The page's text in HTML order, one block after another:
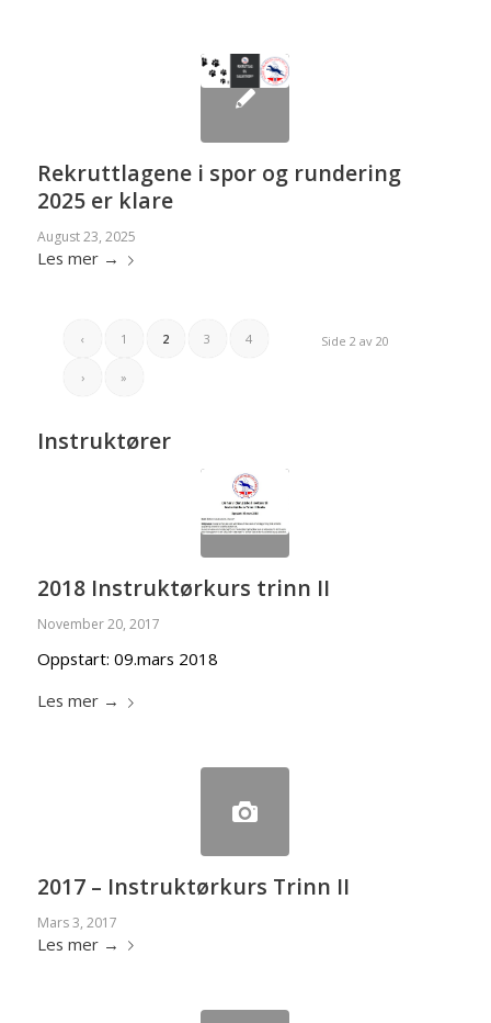
Rekruttlagene i spor og rundering
2025 er klare
August 23, 2025
Les mer→
Side 2 av 20
‹ 1 2 3 4
› »
Instruktører
2018 Instruktørkurs trinn II
November 20, 2017
Oppstart: 09.mars 2018
Les mer→
2017 – Instruktørkurs Trinn II
Mars 3, 2017
Les mer→